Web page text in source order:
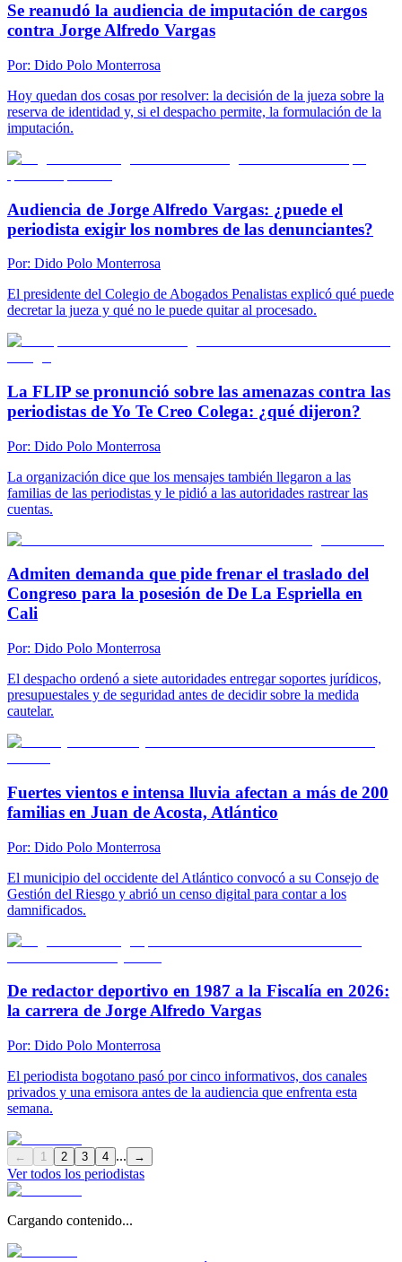
Se reanudó la audiencia de imputación de cargos
contra Jorge Alfredo Vargas
Por: Dido Polo Monterrosa
Hoy quedan dos cosas por resolver: la decisión de la jueza sobre la
reserva de identidad y, si el despacho permite, la formulación de la
imputación.
Audiencia de Jorge Alfredo Vargas: ¿puede el
periodista exigir los nombres de las denunciantes?
Por: Dido Polo Monterrosa
El presidente del Colegio de Abogados Penalistas explicó qué puede
decretar la jueza y qué no le puede quitar al procesado.
La FLIP se pronunció sobre las amenazas contra las
periodistas de Yo Te Creo Colega: ¿qué dijeron?
Por: Dido Polo Monterrosa
La organización dice que los mensajes también llegaron a las
familias de las periodistas y le pidió a las autoridades rastrear las
cuentas.
Admiten demanda que pide frenar el traslado del
Congreso para la posesión de De La Espriella en
Cali
Por: Dido Polo Monterrosa
El despacho ordenó a siete autoridades entregar soportes jurídicos,
presupuestales y de seguridad antes de decidir sobre la medida
cautelar.
Fuertes vientos e intensa lluvia afectan a más de 200
familias en Juan de Acosta, Atlántico
Por: Dido Polo Monterrosa
El municipio del occidente del Atlántico convocó a su Consejo de
Gestión del Riesgo y abrió un censo digital para contar a los
damnificados.
De redactor deportivo en 1987 a la Fiscalía en 2026:
la carrera de Jorge Alfredo Vargas
Por: Dido Polo Monterrosa
El periodista bogotano pasó por cinco informativos, dos canales
privados y una emisora antes de la audiencia que enfrenta esta
semana.
← 1 2 3 4 ... →
Ver todos los periodistas
Cargando contenido...